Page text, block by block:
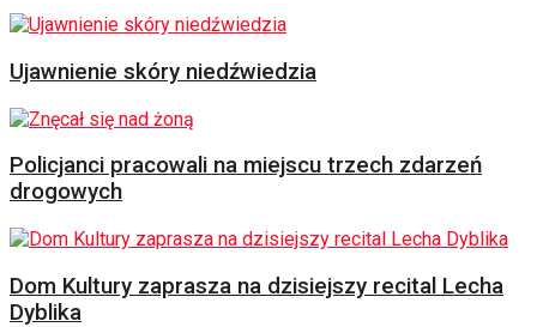
Ujawnienie skóry niedźwiedzia
Policjanci pracowali na miejscu trzech zdarzeń
drogowych
Dom Kultury zaprasza na dzisiejszy recital Lecha
Dyblika